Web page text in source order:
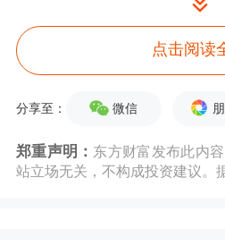
从A股国内的情况来
公布了一季度的GDP
经济指标数据。一季
18.4%。比2019年一
点击阅读
分享至： 微信
郑重声明： 东方财富发布此内
站立场无关，不构成投资建议。